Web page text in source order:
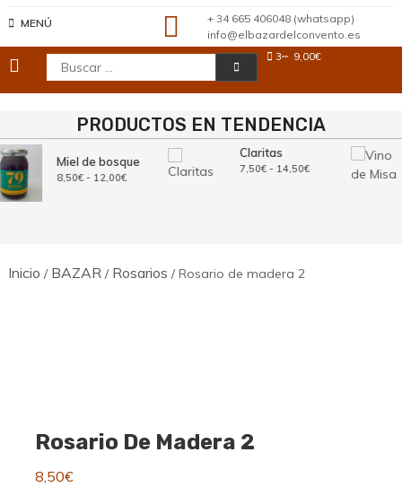
MENÚ
+ 34 665 406048 (whatsapp)
info@elbazardelconvento.es
Buscar: 3 9,00€
PRODUCTOS EN TENDENCIA
Miel de bosque
8,50€ - 12,00€Rango
Claritas
7,50€ - 14,50€Rango
Inicio / BAZAR/ Rosarios / Rosario de madera 2
Rosario De Madera 2
8,50€